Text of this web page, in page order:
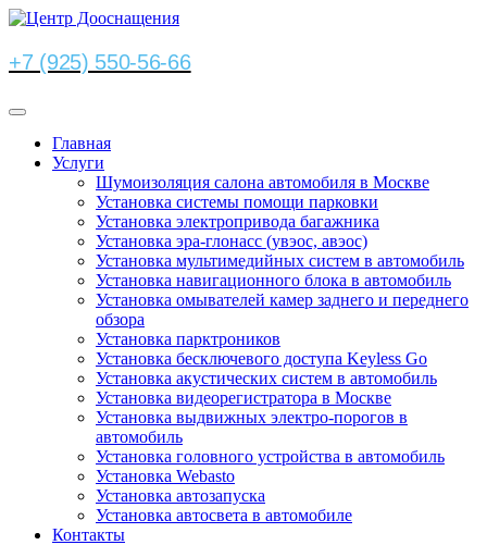
+7 (925) 550-56-66
Главная
Услуги
Шумоизоляция салона автомобиля в Москве
Установка системы помощи парковки
Установка электропривода багажника
Установка эра-глонасс (увэос, авэос)
Установка мультимедийных систем в автомобиль
Установка навигационного блока в автомобиль
Установка омывателей камер заднего и переднего
обзора
Установка парктроников
Установка бесключевого доступа Keyless Go
Установка акустических систем в автомобиль
Установка видеорегистратора в Москве
Установка выдвижных электро-порогов в
автомобиль
Установка головного устройства в автомобиль
Установка Webasto
Установка автозапуска
Установка автосвета в автомобиле
Контакты